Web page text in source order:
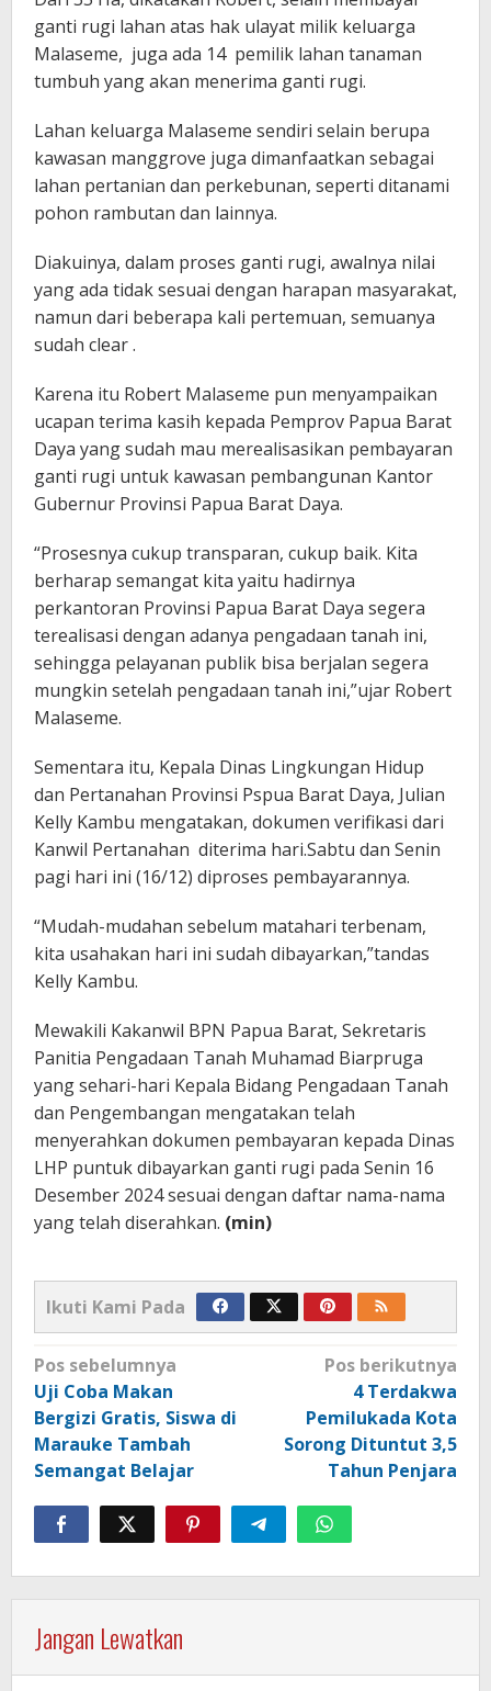
ganti rugi lahan atas hak ulayat milik keluarga
Malaseme, juga ada 14 pemilik lahan tanaman
tumbuh yang akan menerima ganti rugi.
Lahan keluarga Malaseme sendiri selain berupa
kawasan manggrove juga dimanfaatkan sebagai
lahan pertanian dan perkebunan, seperti ditanami
pohon rambutan dan lainnya.
Diakuinya, dalam proses ganti rugi, awalnya nilai
yang ada tidak sesuai dengan harapan masyarakat,
namun dari beberapa kali pertemuan, semuanya
sudah clear .
Karena itu Robert Malaseme pun menyampaikan
ucapan terima kasih kepada Pemprov Papua Barat
Daya yang sudah mau merealisasikan pembayaran
ganti rugi untuk kawasan pembangunan Kantor
Gubernur Provinsi Papua Barat Daya.
“Prosesnya cukup transparan, cukup baik. Kita
berharap semangat kita yaitu hadirnya
perkantoran Provinsi Papua Barat Daya segera
terealisasi dengan adanya pengadaan tanah ini,
sehingga pelayanan publik bisa berjalan segera
mungkin setelah pengadaan tanah ini,”ujar Robert
Malaseme.
Sementara itu, Kepala Dinas Lingkungan Hidup
dan Pertanahan Provinsi Pspua Barat Daya, Julian
Kelly Kambu mengatakan, dokumen verifikasi dari
Kanwil Pertanahan diterima hari.Sabtu dan Senin
pagi hari ini (16/12) diproses pembayarannya.
“Mudah-mudahan sebelum matahari terbenam,
kita usahakan hari ini sudah dibayarkan,”tandas
Kelly Kambu.
Mewakili Kakanwil BPN Papua Barat, Sekretaris
Panitia Pengadaan Tanah Muhamad Biarpruga
yang sehari-hari Kepala Bidang Pengadaan Tanah
dan Pengembangan mengatakan telah
menyerahkan dokumen pembayaran kepada Dinas
LHP puntuk dibayarkan ganti rugi pada Senin 16
Desember 2024 sesuai dengan daftar nama-nama
yang telah diserahkan. (min)
Ikuti Kami Pada
Navigasi
pos
Pos sebelumnya
Uji Coba Makan
Bergizi Gratis, Siswa di
Marauke Tambah
Semangat Belajar
Pos berikutnya
4 Terdakwa
Pemilukada Kota
Sorong Dituntut 3,5
Tahun Penjara
Jangan Lewatkan